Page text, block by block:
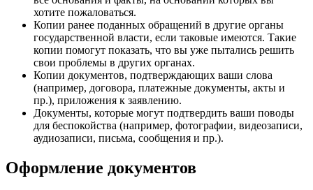
хотите пожаловаться.
Копии ранее поданных обращений в другие органы
государственной власти, если таковые имеются. Такие
копии помогут показать, что вы уже пытались решить
свои проблемы в других органах.
Копии документов, подтверждающих ваши слова
(например, договора, платежные документы, акты и
пр.), приложения к заявлению.
Документы, которые могут подтвердить ваши поводы
для беспокойства (например, фотографии, видеозаписи,
аудиозаписи, письма, сообщения и пр.).
Оформление документов